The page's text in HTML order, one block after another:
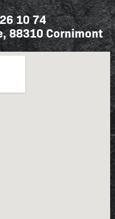
10 74
88310 Cornimont